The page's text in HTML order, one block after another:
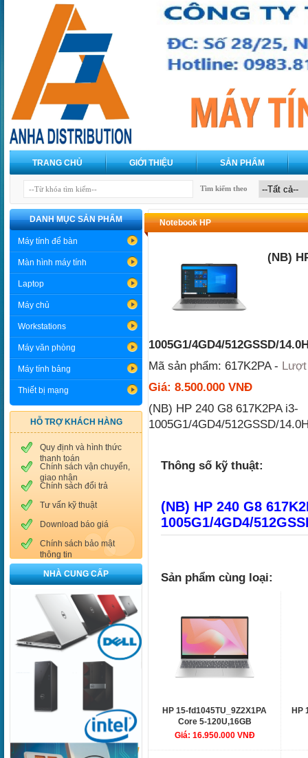
TRANG CHỦ GIỚI THIỆU SẢN PHẨM
Tìm kiếm theo
DANH MỤC SẢN PHẨM
Máy tính để bàn
Màn hình máy tính
Laptop
Máy chủ
Workstations
Máy văn phòng
Máy tính bảng
Thiết bị mạng
HỖ TRỢ KHÁCH HÀNG
Quy định và hình thức
thanh toán
Chính sách vận chuyển,
giao nhận
Chính sách đổi trả
Tư vấn kỹ thuật
Download báo giá
Chính sách bảo mật
thông tin
NHÀ CUNG CẤP
Notebook HP
(NB)
1005G1/4GD4/512GSSD/
Mã sản phẩm: 617K2PA -
Giá: 8.500.000 VNĐ
(NB) HP 240 G8 617K2PA i3-
1005G1/4GD4/512GSSD/
Thông số kỹ thuật:
(NB) HP 240 G8
1005G1/4GD4/
Sản phẩm cùng loại:
HP 15-fd1045TU_9Z2X1PA
Core 5-120U,16GB
RAM,512GB SSD,Intel
Giá: 16.950.000 VNĐ
HP